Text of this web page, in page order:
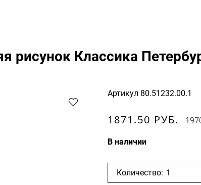
рисунок Классика
Артикул 80.51232.00.1
1871.50 РУБ.
В наличии
Количество: